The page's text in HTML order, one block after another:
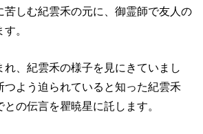
苦しむ紀雲禾の元に、御霊師で友人の
。
れ、紀雲禾の様子を見にきていまし
つよう迫られていると知った紀雲禾
の伝言を瞿暁星に託します。